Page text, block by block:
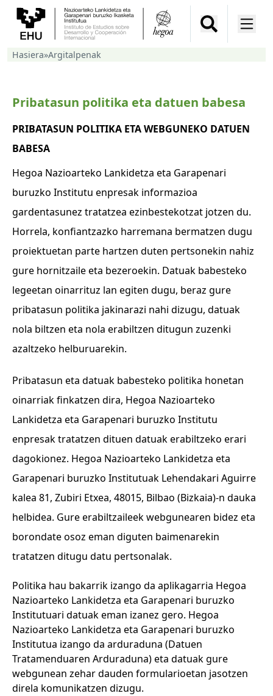
Hasiera»Argitalpenak
Pribatasun politika eta datuen babesa
PRIBATASUN POLITIKA ETA WEBGUNEKO DATUEN
BABESA
Hegoa Nazioarteko Lankidetza eta Garapenari
buruzko Institutu enpresak informazioa
gardentasunez tratatzea ezinbestekotzat jotzen du.
Horrela, konfiantzazko harremana bermatzen dugu
proiektuetan parte hartzen duten pertsonekin nahiz
gure hornitzaile eta bezeroekin. Datuak babesteko
legeetan oinarrituz lan egiten dugu, beraz gure
pribatasun politika jakinarazi nahi dizugu, datuak
nola biltzen eta nola erabiltzen ditugun zuzenki
azaltzeko helburuarekin.
Pribatasun eta datuak babesteko politika honetan
oinarriak finkatzen dira, Hegoa Nazioarteko
Lankidetza eta Garapenari buruzko Institutu
enpresak tratatzen dituen datuak erabiltzeko erari
dagokionez. Hegoa Nazioarteko Lankidetza eta
Garapenari buruzko Institutuak Lehendakari Aguirre
kalea 81, Zubiri Etxea, 48015, Bilbao (Bizkaia)-n dauka
helbidea. Gure erabiltzaileek webgunearen bidez eta
borondate osoz eman diguten baimenarekin
tratatzen ditugu datu pertsonalak.
Politika hau bakarrik izango da aplikagarria Hegoa
Nazioarteko Lankidetza eta Garapenari buruzko
Institutuari datuak eman izanez gero. Hegoa
Nazioarteko Lankidetza eta Garapenari buruzko
Institutua izango da arduraduna (Datuen
Tratamenduaren Arduraduna) eta datuak gure
webgunean zehar dauden formularioetan jasotzen
direla komunikatzen dizugu.